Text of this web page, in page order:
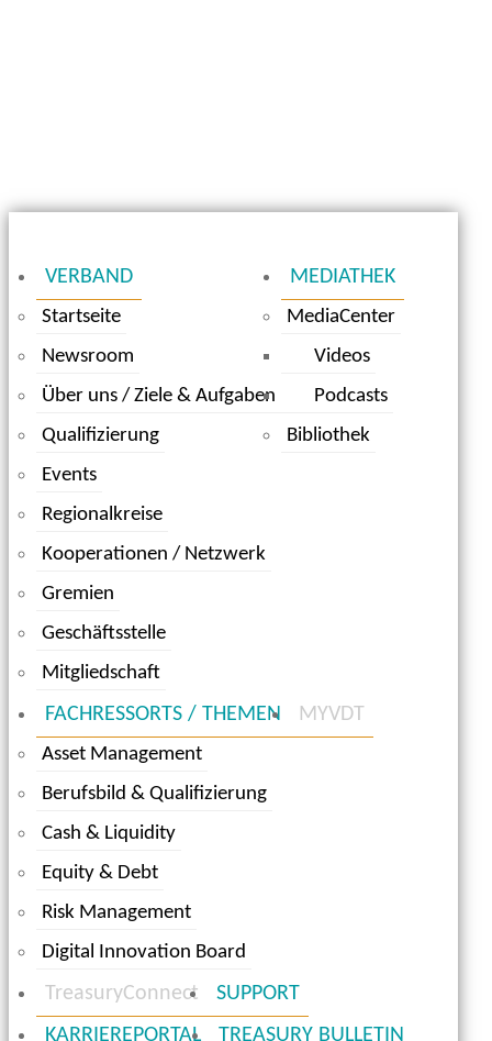
VERBAND
Startseite
Newsroom
Über uns / Ziele & Aufgaben
Qualifizierung
Events
Regionalkreise
Kooperationen / Netzwerk
Gremien
Geschäftsstelle
Mitgliedschaft
MEDIATHEK
MediaCenter
Videos
Podcasts
Bibliothek
FACHRESSORTS / THEMEN
Asset Management
Berufsbild & Qualifizierung
Cash & Liquidity
Equity & Debt
Risk Management
Digital Innovation Board
MYVDT
TreasuryConnect
SUPPORT
KARRIEREPORTAL
TREASURY BULLETIN